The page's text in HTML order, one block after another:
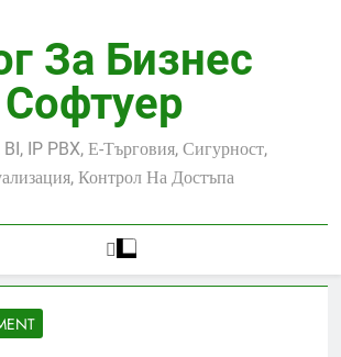
За Бизнес
Софтуер
BI, IP PBX, Е-Търговия, Сигурност,
Контрол На Достъпа